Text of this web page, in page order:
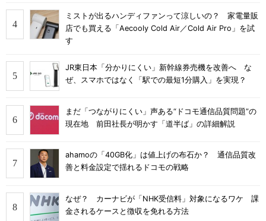
ミストが出るハンディファンって涼しいの？ 家電量販
店でも買える「Aecooly Cold Air／Cold Air Pro」を試
す
JR東日本「分かりにくい」新幹線券売機を改善へ な
ぜ、スマホではなく「駅での最短1分購入」を実現？
まだ「つながりにくい」声ある“ドコモ通信品質問題”の
現在地 前田社長が明かす「道半ば」の詳細解説
ahamoの「40GB化」は値上げの布石か？ 通信品質改
善と料金設定で揺れるドコモの戦略
なぜ？ カーナビが「NHK受信料」対象になるワケ 課
金されるケースと徴収を免れる方法